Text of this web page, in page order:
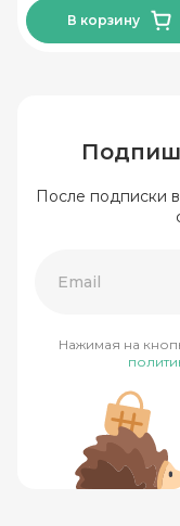
В корзину
После подписки
Нажимая на